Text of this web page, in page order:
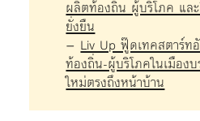
ผลิตท้องถิ่น ผู้บริโภค แล
ยั่งยืน
–Liv Up ฟู๊ดเทคสตาร์ท
ท้องถิ่น-ผู้บริโภคในเมือง
ใหม่ตรงถึงหน้าบ้าน